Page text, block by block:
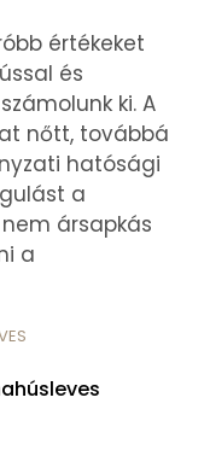
értékeket
és
ki. A
nőtt, továbbá
hatósági
a
ársapkás
a